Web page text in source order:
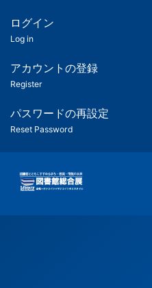
ツ
匿
名
ユ
ー
ー
用
メ
ログイン
Log in
アカウントの登録
Register
パスワードの再設定
Reset Password